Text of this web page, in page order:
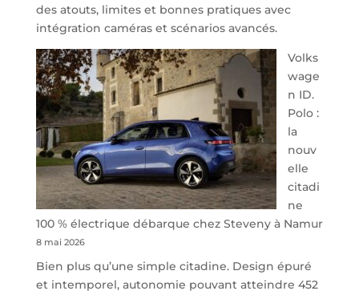
à
l’aéroport
de
Charleroi
des atouts, limites et bonnes pratiques avec
intégration caméras et scénarios avancés.
Volks
wage
n ID.
Polo :
la
nouv
elle
citadi
ne
100 % électrique débarque chez Steveny à Namur
8 mai 2026
Bien plus qu’une simple citadine. Design épuré
et intemporel, autonomie pouvant atteindre 452